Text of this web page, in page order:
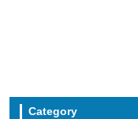
Category